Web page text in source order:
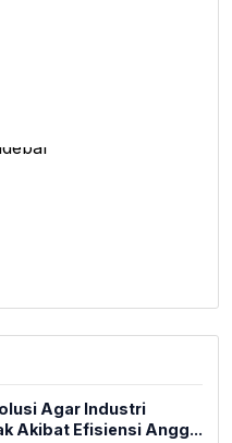
Agar Industri
Akibat Efisiensi Angg...